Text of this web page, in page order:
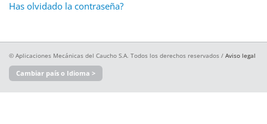
Has olvidado la contraseña?
© Aplicaciones Mecánicas del Caucho S.A. Todos los derechos reservados / Aviso legal
Cambiar país o Idioma >